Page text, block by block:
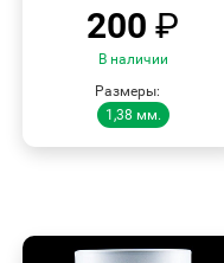
200 ₽
В наличии
Размеры:
1,38 мм.